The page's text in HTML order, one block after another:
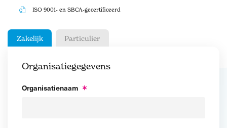
ISO 9001- en SBCA-gecertificeerd
Zakelijk Particulier
Organisatiegegevens
Organisatienaam